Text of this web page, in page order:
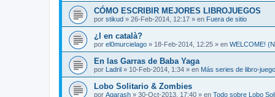
CÓMO ESCRIBIR MEJORES LIBROJUEGOS
por stikud » 26-Feb-2014, 12:17 » en Fuera de sitio
¿I en català?
por el0murcielago » 18-Feb-2014, 12:25 » en WELCOME!
En las Garras de Baba Yaga
por Ladril » 10-Feb-2014, 1:34 » en Más series de libro-
Lobo Solitario & Zombies
por Agarash » 30-Oct-2013, 17:40 » en Todo sobre Lobo